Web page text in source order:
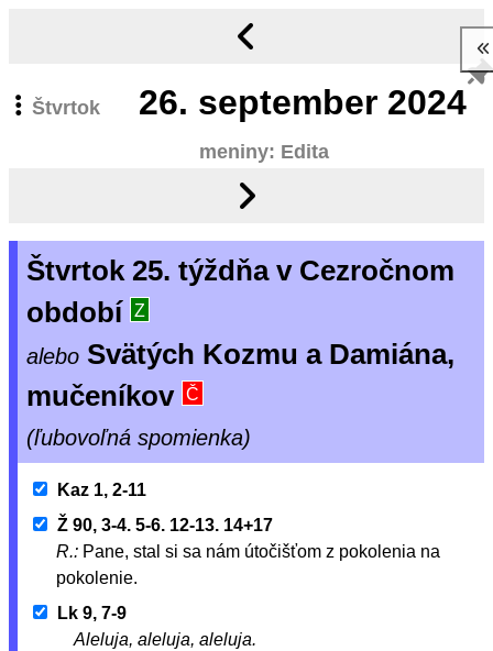
Štvrtok 26. september 2024
meniny: Edita
Štvrtok 25. týždňa v Cezročnom
období
Z
alebo Svätých Kozmu a Damiána,
mučeníkov Č
(ľubovoľná spomienka)
Kaz 1, 2-11
Ž 90, 3-4. 5-6. 12-13. 14+17
R.: Pane, stal si sa nám útočišťom z pokolenia na
pokolenie.
Lk 9, 7-9
Aleluja, aleluja, aleluja.